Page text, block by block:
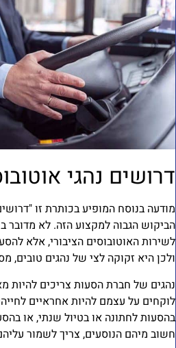
נהגי
בנוסח המופיע בכותרת זו
הגבוה למקצוע הזה. לא מדובר
האוטובוסים הציבורי, אלא
היא זקוקה לצי של נהגים טובים,
של חברת הסעות צריכים להיות
על עצמם להיות אחראיים
לחתונה או בטיול שנתי, או
מיהם הנוסעים, צריך לשמור עליהם